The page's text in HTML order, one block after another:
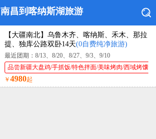
南昌到喀纳斯湖旅游
【大疆南北】乌鲁木齐、喀纳斯、禾木、那拉
提、独库公路双卧14天(0自费纯净旅游)
最近团期：8/13、8/20、8/27、9/3、9/10
品尝新疆大盘鸡/手抓饭/特色拌面/美味烤肉/西域烤馕
￥ 4980起